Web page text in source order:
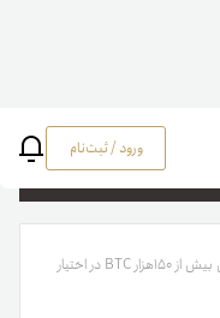
ورود / ثبت‌نام
ETFهای جدید بیت کوین اکنون بیش از ۱۵۰هزار BTC در اختیار